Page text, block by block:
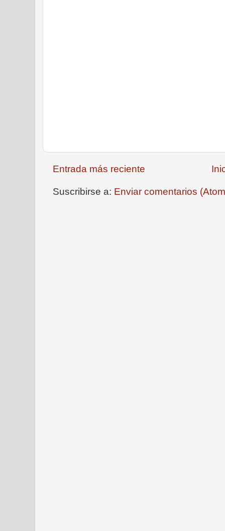
Entrada más reciente
Suscribirse a: Enviar comentarios